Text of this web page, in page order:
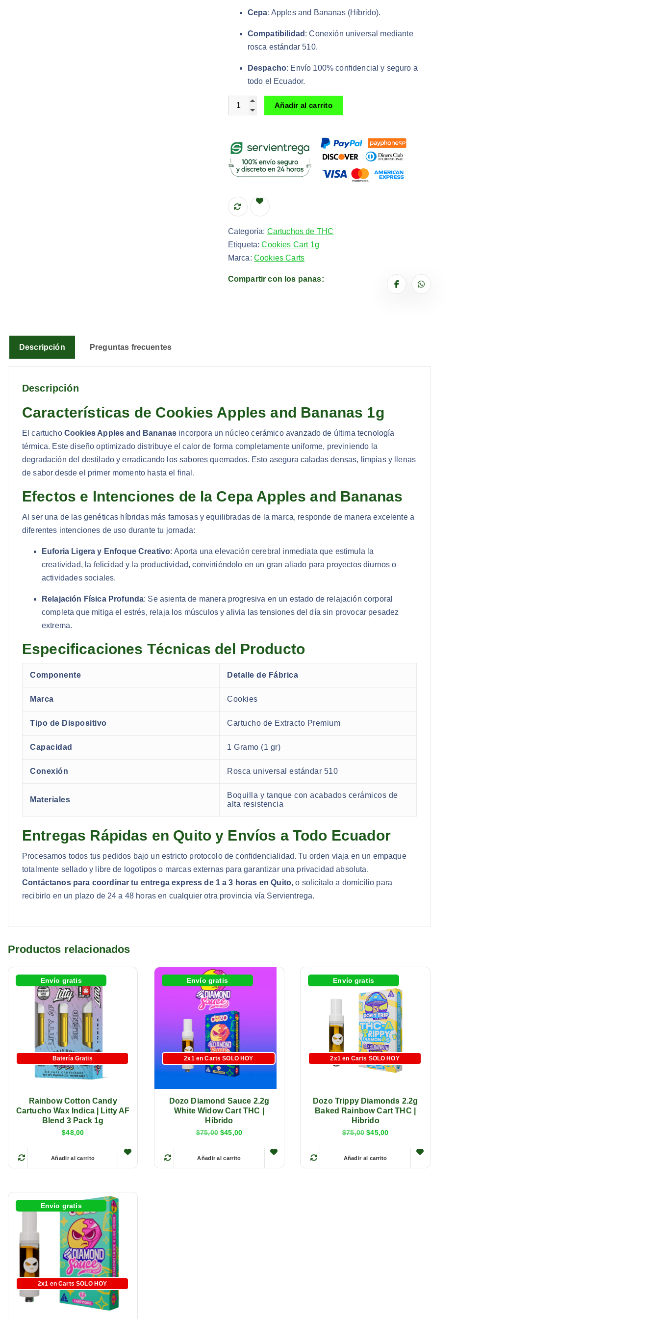
Cepa: Apples and Bananas (Híbrido).
Compatibilidad : Conexión universal mediante
rosca estándar 510.
Despacho: Envío 100% confidencial y seguro a
todo el Ecuador.
Cookies Cart Apples and Bananas 1 gr Sativa cantidad
Añadir al carrito
Categoría: Cartuchos de THC
Etiqueta:Cookies Cart 1g
Marca: Cookies Carts
Compartir con los panas:
Descripción Preguntas frecuentes
Descripción
Características de Cookies Apples and Bananas 1g
El cartucho Cookies Apples and Bananas incorpora un núcleo cerámico avanzado de última tecnología
térmica. Este diseño optimizado distribuye el calor de forma completamente uniforme, previniendo la
degradación del destilado y erradicando los sabores quemados. Esto asegura caladas densas, limpias y llenas
de sabor desde el primer momento hasta el final.
Efectos e Intenciones de la Cepa Apples and Bananas
Al ser una de las genéticas híbridas más famosas y equilibradas de la marca, responde de manera excelente a
diferentes intenciones de uso durante tu jornada:
Euforia Ligera y Enfoque Creativo: Aporta una elevación cerebral inmediata que estimula la
creatividad, la felicidad y la productividad, convirtiéndolo en un gran aliado para proyectos diurnos o
actividades sociales.
Relajación Física Profunda: Se asienta de manera progresiva en un estado de relajación corporal
completa que mitiga el estrés, relaja los músculos y alivia las tensiones del día sin provocar pesadez
extrema.
Especificaciones Técnicas del Producto
Componente Detalle de Fábrica
Marca Cookies
Tipo de Dispositivo Cartucho de Extracto Premium
Capacidad 1 Gramo (1 gr)
Conexión Rosca universal estándar 510
Materiales
Boquilla y tanque con acabados cerámicos de
alta resistencia
Entregas Rápidas en Quito y Envíos a Todo Ecuador
Procesamos todos tus pedidos bajo un estricto protocolo de confidencialidad. Tu orden viaja en un empaque
totalmente sellado y libre de logotipos o marcas externas para garantizar una privacidad absoluta.
Contáctanos para coordinar tu entrega express de 1 a 3 horas en Quito, o solicítalo a domicilio para
recibirlo en un plazo de 24 a 48 horas en cualquier otra provincia vía Servientrega.
Productos relacionados
Envío gratis
Batería Gratis
Rainbow Cotton Candy
Cartucho Wax Indica | Litty AF
Blend 3 Pack 1g
$48,00
Añadir al carrito
t
e
p
r
d
u
c
t
Envío gratis
Batería Gratis
2x1 en Carts SOLO HOY
Dozo Diamond Sauce 2.2g
White Widow Cart THC |
Híbrido
$75,00 $45,00
Añadir al carrito
Envío gratis
Batería Gratis
2x1 en Carts SOLO HOY
Dozo Trippy Diamonds 2.2g
Baked Rainbow Cart THC |
Hibrido
$75,00 $45,00
Añadir al carrito
Envío gratis
Batería Gratis
2x1 en Carts SOLO HOY